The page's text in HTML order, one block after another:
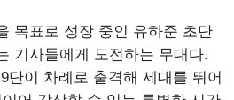
목표로 성장 중인 유하준 초단
기사들에게 도전하는 무대다.
단이 차례로 출격해 세대를 뛰어